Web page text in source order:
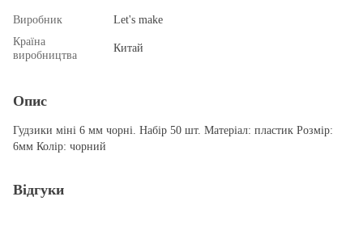
Виробник
Let's make
Країна
виробництва
Китай
Опис
Гудзики міні 6 мм чорні. Набір 50 шт. Матеріал: пластик Розмір:
6мм Колір: чорний
Відгуки